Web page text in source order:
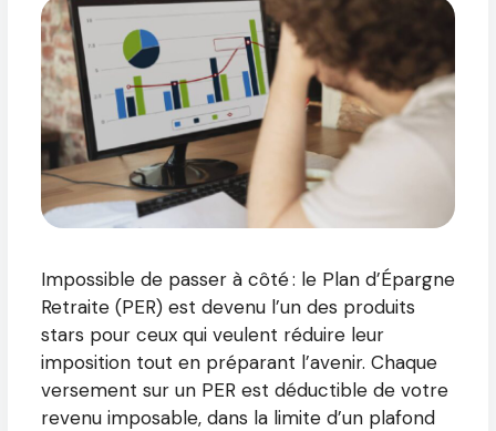
Impossible de passer à côté : le Plan d’Épargne
Retraite (PER) est devenu l’un des produits
stars pour ceux qui veulent réduire leur
imposition tout en préparant l’avenir. Chaque
versement sur un PER est déductible de votre
revenu imposable, dans la limite d’un plafond